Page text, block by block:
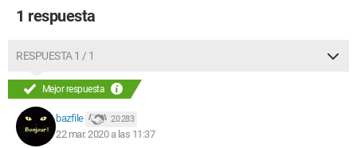
1 respuesta
RESPUESTA 1 / 1
Mejor respuesta
bazfile 20 283
22 mar. 2020 a las 11:37